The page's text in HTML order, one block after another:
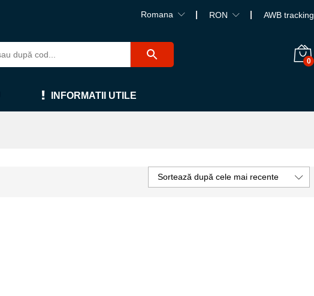
Romana RON AWB tracking
0
INFORMATII UTILE
Sortează după cele mai recente